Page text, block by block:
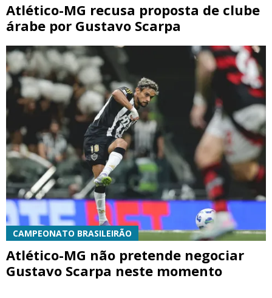
Atlético-MG recusa proposta de clube
árabe por Gustavo Scarpa
CAMPEONATO BRASILEIRÃO
Atlético-MG não pretende negociar
Gustavo Scarpa neste momento